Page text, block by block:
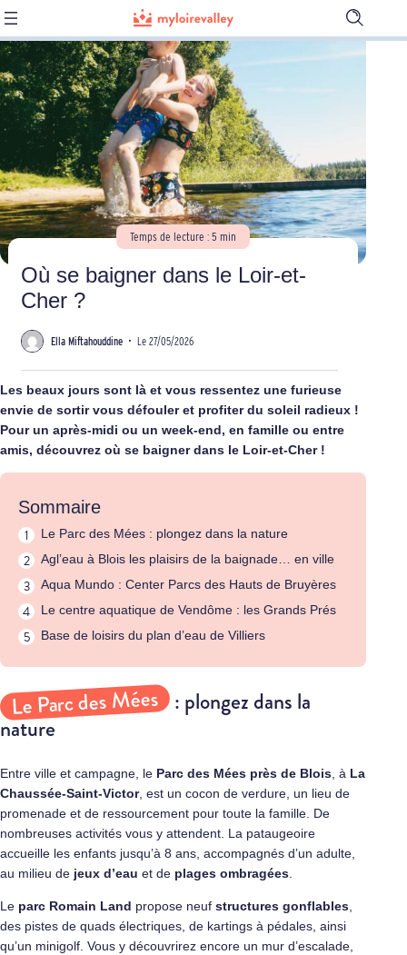
Ouvrir
la
barre
Temps de lecture : 5 min
Où se baigner dans le Loir-et-
Cher ?
Ella Miftahouddine • Le 27/05/2026
Les beaux jours sont là et vous ressentez une furieuse
envie de sortir vous défouler et profiter du soleil radieux !
Pour un après-midi ou un week-end, en famille ou entre
amis, découvrez où se baigner dans le Loir-et-Cher !
Sommaire
Le Parc des Mées : plongez dans la nature
Agl’eau à Blois les plaisirs de la baignade… en ville
Aqua Mundo : Center Parcs des Hauts de Bruyères
Le centre aquatique de Vendôme : les Grands Prés
Base de loisirs du plan d’eau de Villiers
Le Parc des Mées : plongez dans la
nature
Entre ville et campagne, le Parc des Mées près de Blois, à La
Chaussée-Saint-Victor, est un cocon de verdure, un lieu de
promenade et de ressourcement pour toute la famille. De
nombreuses activités vous y attendent. La pataugeoire
accueille les enfants jusqu’à 8 ans, accompagnés d’un adulte,
au milieu de jeux d’eau et de plages ombragées.
Le parc Romain Land propose neuf structures gonflables,
des pistes de quads électriques, de kartings à pédales, ainsi
qu’un minigolf. Vous y découvrirez encore un mur d’escalade,